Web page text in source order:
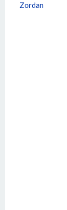
Zordan